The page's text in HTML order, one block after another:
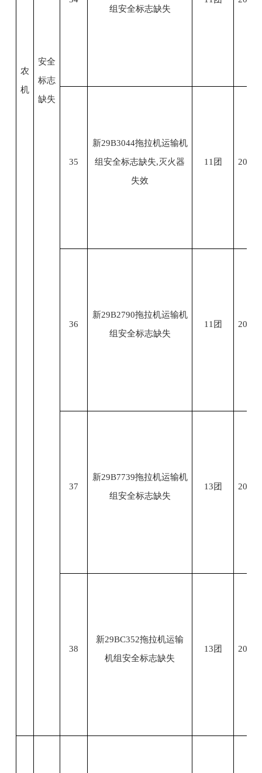
农
机
安全
标志
缺失
组安全标志缺失
35
新29B3044拖拉机运输机
组安全标志缺失,灭火器
失效
11团
36
新29B2790拖拉机运输机
组安全标志缺失
11团
37
新29B7739拖拉机运输机
组安全标志缺失
13团
38
新29BC352拖拉机运输
机组安全标志缺失
13团